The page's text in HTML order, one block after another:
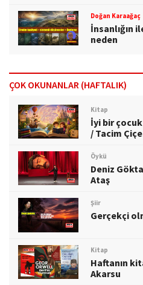
Doğan Karaağaç
İnsanlığın
neden
ÇOK OKUNANLAR (HAFTALIK)
Kitap
İyi bir çocuk
/ Tacim
Öykü
Deniz
Ataş
Şiir
Gerçekçi
Kitap
Haftanın
Akarsu